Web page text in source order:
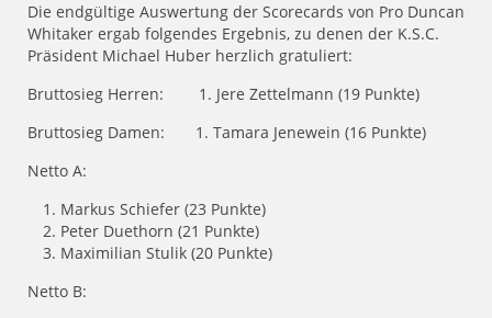
Die endgültige Auswertung der Scorecards von Pro Duncan
Whitaker ergab folgendes Ergebnis, zu denen der K.S.C.
Präsident Michael Huber herzlich gratuliert:
Bruttosieg Herren: 1. Jere Zettelmann (19 Punkte)
Bruttosieg Damen: 1. Tamara Jenewein (16 Punkte)
Netto A:
Markus Schiefer (23 Punkte)
Peter Duethorn (21 Punkte)
Maximilian Stulik (20 Punkte)
Netto B: